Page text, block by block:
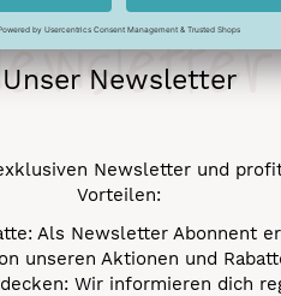
Unser Newsletter
Newsletter und
Vorteilen:
Als Newsletter Abonnent
unseren Aktionen und
Wir informieren dich